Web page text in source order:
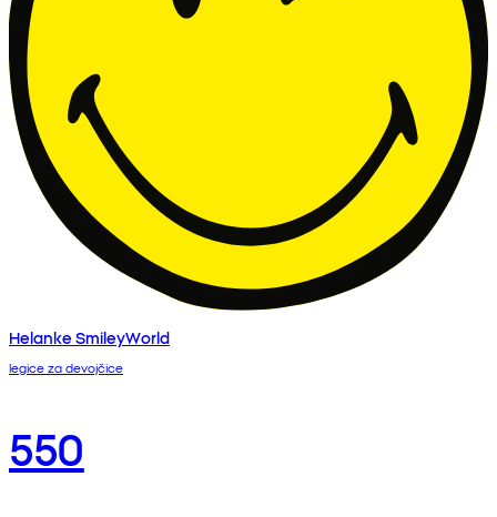
Helanke SmileyWorld
legice za devojčice
550